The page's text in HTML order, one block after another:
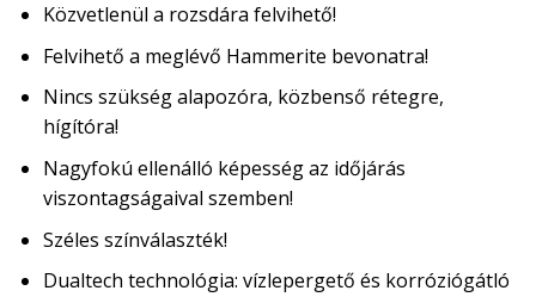
Közvetlenül a rozsdára felvihető!
Felvihető a meglévő Hammerite bevonatra!
Nincs szükség alapozóra, közbenső rétegre,
hígítóra!
Nagyfokú ellenálló képesség az időjárás
viszontagságaival szemben!
Széles színválaszték!
Dualtech technológia: vízlepergető és korróziógátló